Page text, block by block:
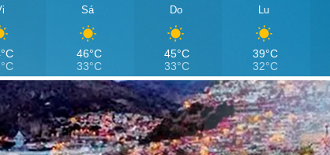
Sá
46°C
33°C
Do
45°C
33°C
Lu
39°C
32°C